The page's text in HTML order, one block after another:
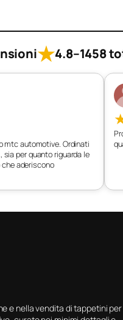
★4.8–1458
mtc automotive. Ordinati
per quanto riguarda le
aderiscono
e nella vendita di tappetini